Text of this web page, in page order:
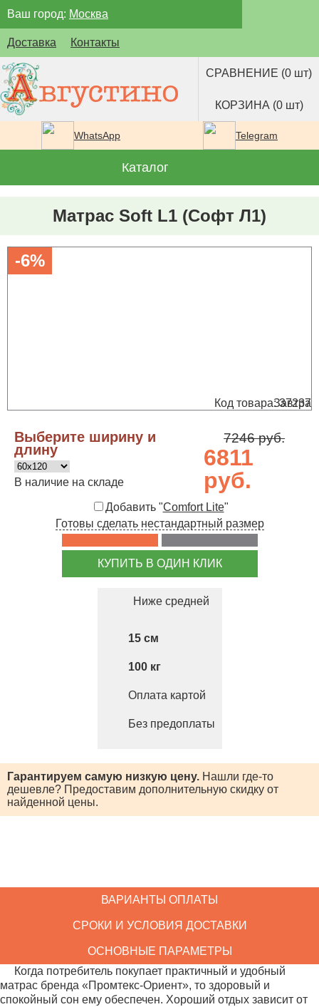
Ваш город: Москва
Доставка Контакты
СРАВНЕНИЕ (0 шт)
КОРЗИНА (0 шт)
WhatsApp Telegram
Каталог
Матрас Soft L1 (Софт Л1)
-6%
Код товара: 37237
Завтра
Выберите ширину и
длину
В наличие на складе
7246 руб.
6811
руб.
Добавить "Comfort Lite"
Готовы сделать нестандартный размер
КУПИТЬ В ОДИН КЛИК
Ниже средней
15
100
Оплата картой
Без предоплаты
Гарантируем самую низкую цену. Нашли где-то
дешевле? Предоставим дополнительную скидку от
найденной цены.
ВАРИАНТЫ ОПЛАТЫ
СРОКИ И УСЛОВИЯ ДОСТАВКИ
ОСНОВНЫЕ ПАРАМЕТРЫ
Когда потребитель покупает практичный и удобный
матрас бренда «Промтекс-Ориент», то здоровый и
спокойный сон ему обеспечен. Хороший отдых зависит от